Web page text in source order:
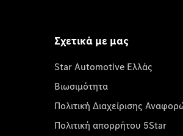
Σχετικά με μας
Star Automotive Ελλάς
Βιωσιμότητα
Πολιτική Διαχείρισης
Πολιτική απορρήτου 5Star